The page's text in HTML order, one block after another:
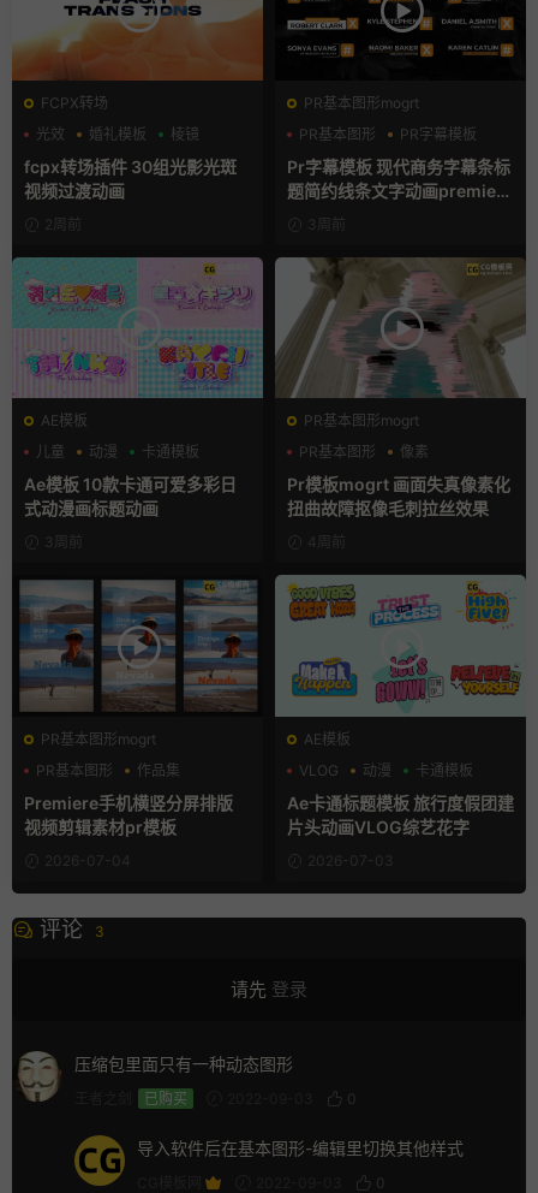
FCPX转场
光效
婚礼模板 棱镜
fcpx转场插件 30组光影光斑
视频过渡动画
2周前
PR基本图形mogrt
PR基本图形
PR字幕模板
商务模板
Pr字幕模板 现代商务字幕条标
题简约线条文字动画premiere
模板3周前
AE模板
儿童
动漫 卡通模板
Ae模板 10款卡通可爱多彩日
式动漫画标题动画
3周前
PR基本图形mogrt
PR基本图形
像素
故障特效
Pr模板mogrt 画面失真像素化
扭曲故障抠像毛刺拉丝效果
4周前
PR基本图形mogrt
PR基本图形
作品集
Premiere手机横竖分屏排版
视频剪辑素材pr模板
2026-07-04
AE模板
VLOG
动漫 卡通模板
Ae卡通标题模板 旅行度假团建
片头动画VLOG综艺花字
2026-07-03
评论 3
请先 登录
压缩包里面只有一种动态图形
已购买 0
导入软件后在基本图形-编辑里切换其他样式
0